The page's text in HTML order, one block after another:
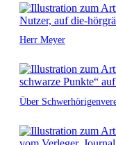
Herr Meyer
Über